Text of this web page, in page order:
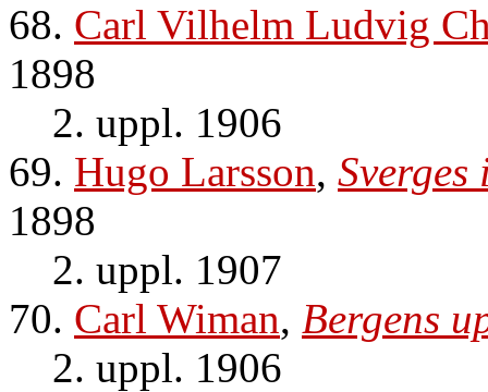
68. Carl Vilhelm Ludvig
1898
2. uppl. 1906
69. Hugo Larsson,
1898
2. uppl. 1907
70. Carl Wiman, Bergens
2. uppl. 1906